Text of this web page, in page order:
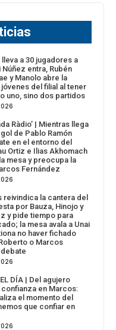
lleva a 30 jugadores a
Núñez entra, Rubén
y Manolo abre la
del filial al tener
uno, sino dos partidos
Ràdio’ | Mientras llega
de Pablo Ramón
en el entorno del
Ortiz e Ilias Akhomach
mesa y preocupa la
Fernández
reivindica la cantera del
por Bauza, Hinojo y
y pide tiempo para
la mesa avala a Unai
no haver fichado
o Marcos
DÍA | Del agujero
en Marcos:
el momento del
que confiar en